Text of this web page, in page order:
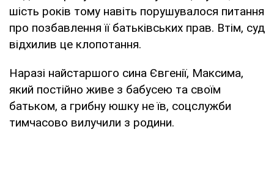
шість років тому навіть порушувалося питання
про позбавлення її батьківських прав. Втім, суд
відхилив це клопотання.
Наразі найстаршого сина Євгенії, Максима,
який постійно живе з бабусею та своїм
батьком, а грибну юшку не їв, соцслужби
тимчасово вилучили з родини.